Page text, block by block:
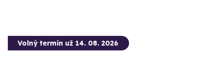
Volný termín už 14. 08. 2026